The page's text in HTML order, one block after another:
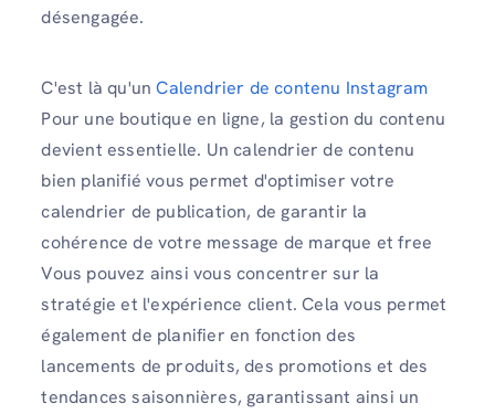
désengagée.
C'est là qu'un Calendrier de contenu Instagram
Pour une boutique en ligne, la gestion du contenu
devient essentielle. Un calendrier de contenu
bien planifié vous permet d'optimiser votre
calendrier de publication, de garantir la
cohérence de votre message de marque et free
Vous pouvez ainsi vous concentrer sur la
stratégie et l'expérience client. Cela vous permet
également de planifier en fonction des
lancements de produits, des promotions et des
tendances saisonnières, garantissant ainsi un